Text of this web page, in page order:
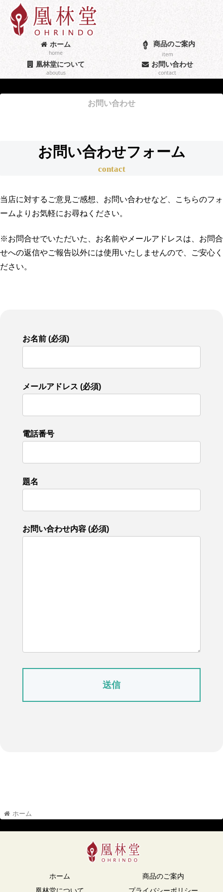
ホーム
home
商品のご案内
item
凰林堂について
aboutus
お問い合わせ
contact
お問い合わせ
お問い合わせフォーム
contact
当店に対するご意見ご感想、お問い合わせなど、こちらのフォ
ームよりお気軽にお尋ねください。
※お問合せでいただいた、お名前やメールアドレスは、お問合
せへの返信やご報告以外には使用いたしませんので、ご安心く
ださい。
お名前 (必須)
メールアドレス (必須)
電話番号
題名
お問い合わせ内容 (必須)
ホーム
ホーム
商品のご案内